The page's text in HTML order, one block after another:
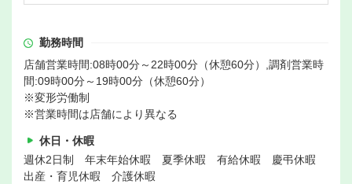
勤務時間
店舗営業時間:08時00分～22時00分（休憩60分）,調剤営業時
間:09時00分～19時00分（休憩60分）
※変形労働制
※営業時間は店舗により異なる
休日・休暇
週休2日制 年末年始休暇 夏季休暇 有給休暇 慶弔休暇
出産・育児休暇 介護休暇